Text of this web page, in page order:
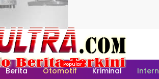
Berita Otomotif Kriminal